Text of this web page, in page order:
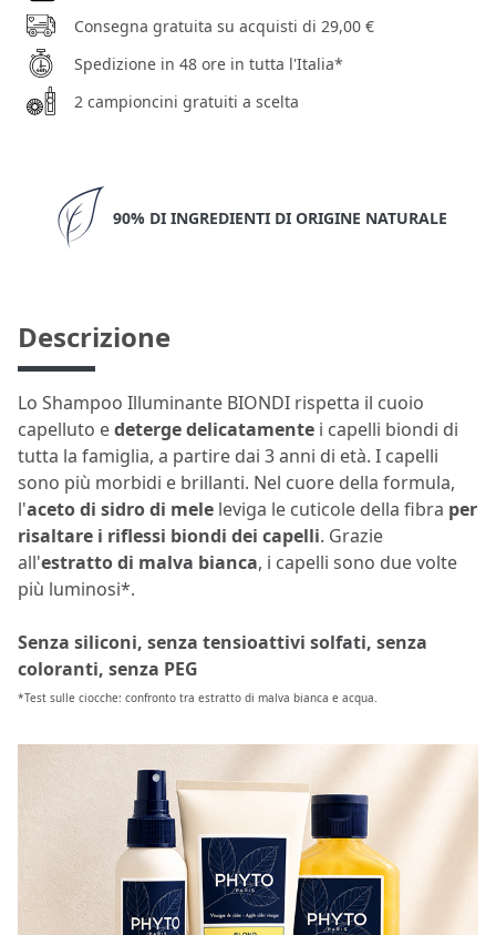
Consegna gratuita su acquisti di 29,00 €
Spedizione in 48 ore in tutta l'Italia*
2 campioncini gratuiti a scelta
90% DI INGREDIENTI DI ORIGINE NATURALE
Descrizione
Lo Shampoo Illuminante BIONDI rispetta il cuoio
capelluto edeterge delicatamente i capelli biondi di
tutta la famiglia, a partire dai 3 anni di età. I capelli
sono più morbidi e brillanti. Nel cuore della formula,
l'aceto di sidrodi mele leviga le cuticole della fibra per
risaltare i riflessi biondi dei capelli. Grazie
all'estratto di malva bianca, i capelli sono due volte
più luminosi*.
Senza siliconi, senza tensioattivi solfati, senza
coloranti, senza PEG
*Test sulle ciocche: confronto tra estratto di malva bianca e acqua.